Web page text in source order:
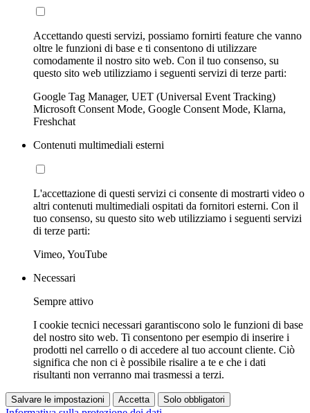
Accettando questi servizi, possiamo fornirti feature che vanno
oltre le funzioni di base e ti consentono di utilizzare
comodamente il nostro sito web. Con il tuo consenso, su
questo sito web utilizziamo i seguenti servizi di terze parti:
Google Tag Manager, UET (Universal Event Tracking)
Microsoft Consent Mode, Google Consent Mode, Klarna,
Freshchat
Contenuti multimediali esterni
L'accettazione di questi servizi ci consente di mostrarti video o
altri contenuti multimediali ospitati da fornitori esterni. Con il
tuo consenso, su questo sito web utilizziamo i seguenti servizi
di terze parti:
Vimeo, YouTube
Necessari
Sempre attivo
I cookie tecnici necessari garantiscono solo le funzioni di base
del nostro sito web. Ti consentono per esempio di inserire i
prodotti nel carrello o di accedere al tuo account cliente. Ciò
significa che non ci è possibile risalire a te e che i dati
risultanti non verranno mai trasmessi a terzi.
Salvare le impostazioni Accetta Solo obbligatori